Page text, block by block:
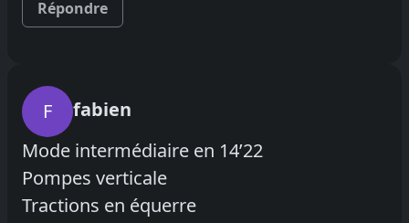
Répondre
F
fabien
Mode intermédiaire en 14’22
Pompes verticale
Tractions en équerre